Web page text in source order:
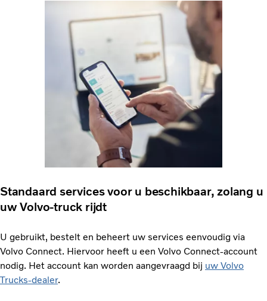
Standaard services voor u beschikbaar, zolang u
uw Volvo-truck rijdt
U gebruikt, bestelt en beheert uw services eenvoudig via
Volvo Connect. Hiervoor heeft u een Volvo Connect-account
nodig. Het account kan worden aangevraagd bij uw Volvo
Trucks-dealer.